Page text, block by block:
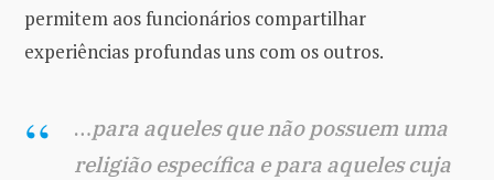
permitem aos funcionários compartilhar
experiências profundas uns com os outros.
…para aqueles que não possuem uma
religião específica e para aqueles cuja